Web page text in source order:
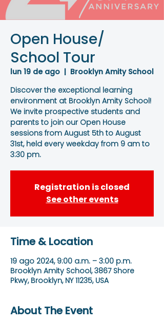
Open House/
School Tour
lun 19 de ago
  |
Brooklyn Amity School
Discover the exceptional learning
environment at Brooklyn Amity School!
We invite prospective students and
parents to join our Open House
sessions from August 5th to August
31st, held every weekday from 9 am to
3:30 pm.
Registration is closed
See other events
Time & Location
19 ago 2024, 9:00 a.m. – 3:00 p.m.
Brooklyn Amity School, 3867 Shore
Pkwy, Brooklyn, NY 11235, USA
About The Event